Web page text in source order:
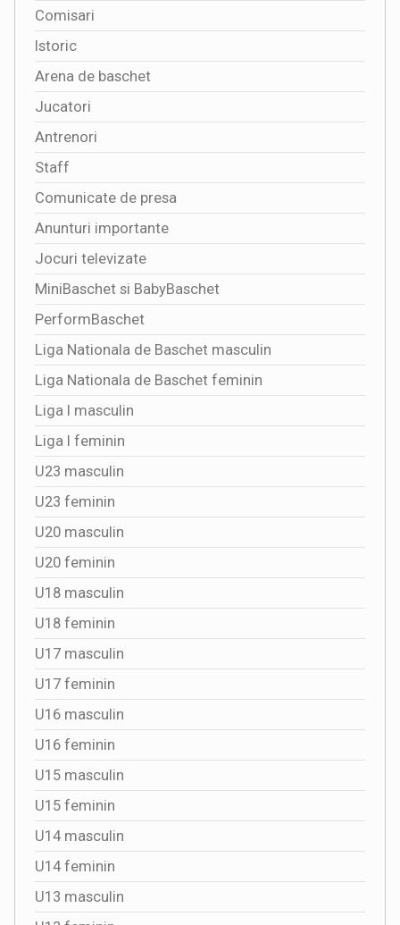
Comisari
Istoric
Arena de baschet
Jucatori
Antrenori
Staff
Comunicate de presa
Anunturi importante
Jocuri televizate
MiniBaschet si BabyBaschet
PerformBaschet
Liga Nationala de Baschet masculin
Liga Nationala de Baschet feminin
Liga I masculin
Liga I feminin
U23 masculin
U23 feminin
U20 masculin
U20 feminin
U18 masculin
U18 feminin
U17 masculin
U17 feminin
U16 masculin
U16 feminin
U15 masculin
U15 feminin
U14 masculin
U14 feminin
U13 masculin